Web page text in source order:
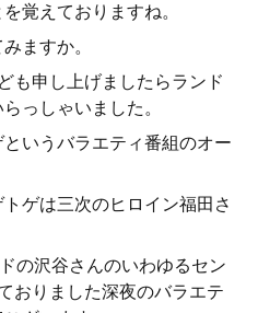
覚えておりますね。
ますか。
も申し上げましたらランド
っしゃいました。
いうバラエティ番組のオー
ゲは三次のヒロイン福田さ
の沢谷さんのいわゆるセン
おりました深夜のバラエテ